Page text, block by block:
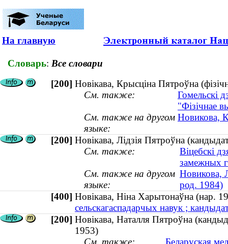
На главную
Словарь: Все словари
[200] Новікава, Крысціна Пятроўна
См. также:
Гомельскі
"Фізічнае
См. также на другом
языке:
Новикова,
[200] Новікава, Лідзія Пятроўна
См. также:
Віцебскі
замежных
См. также на другом
языке:
Новикова,
род. 1984)
[400] Новікава, Ніна Харытонаўна (нар.
сельскагаспадарчых навук ;
[200] Новікава, Наталля Пятроўна
1953)